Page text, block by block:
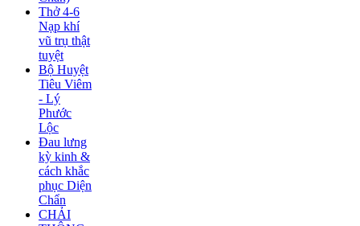
Thở 4-6
Nạp khí
vũ trụ thật
tuyệt
Bộ Huyệt
Tiêu Viêm
- Lý
Phước
Lộc
Đau lưng
kỳ kinh &
cách khắc
phục Diện
Chẩn
CHẢI